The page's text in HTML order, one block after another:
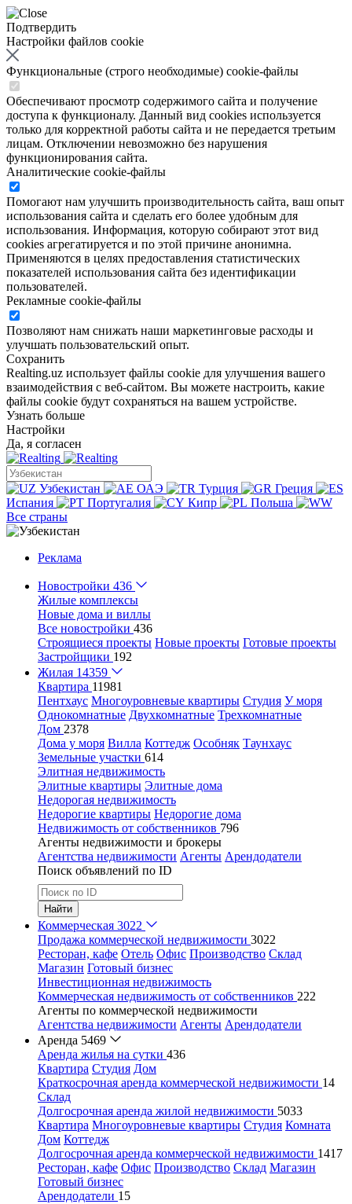
Подтвердить
Настройки файлов cookie
Функциональные (строго необходимые) cookie-файлы
Обеспечивают просмотр содержимого сайта и получение
доступа к функционалу. Данный вид cookies используется
только для корректной работы сайта и не передается третьим
лицам. Отключении невозможно без нарушения
функционирования сайта.
Аналитические cookie-файлы
Помогают нам улучшить производительность сайта, ваш опыт
использования сайта и сделать его более удобным для
использования. Информация, которую собирают этот вид
cookies агрегатируется и по этой причине анонимна.
Применяются в целях предоставления статистических
показателей использования сайта без идентификации
пользователей.
Рекламные cookie-файлы
Позволяют нам снижать наши маркетинговые расходы и
улучшать пользовательский опыт.
Сохранить
Realting.uz использует файлы cookie для улучшения вашего
взаимодействия с веб-сайтом. Вы можете настроить, какие
файлы cookie будут сохраняться на вашем устройстве.
Узнать больше
Настройки
Да, я согласен
Узбекистан ОАЭ Турция
Греция
Испания
Португалия Кипр
Польша
Все страны
Реклама
Новостройки 436
Жилые комплексы
Новые дома и виллы
Все новостройки 436
Строящиеся проекты Новые проекты Готовые проекты
Застройщики 192
Жилая 14359
Квартира 11981
Пентхаус Многоуровневые квартиры Студия У моря
Однокомнатные Двухкомнатные Трехкомнатные
Дом 2378
Дома у моря Вилла Коттедж Особняк Таунхаус
Земельные участки 614
Элитная недвижимость
Элитные квартиры Элитные дома
Недорогая недвижимость
Недорогие квартиры Недорогие дома
Недвижимость от собственников 796
Агенты недвижимости и брокеры
Агентства недвижимости Агенты Арендодатели
Поиск объявлений по ID
Найти
Коммерческая 3022
Продажа коммерческой недвижимости 3022
Ресторан, кафе Отель Офис Производство Склад
Магазин Готовый бизнес
Инвестиционная недвижимость
Коммерческая недвижимость от собственников 222
Агенты по коммерческой недвижимости
Агентства недвижимости Агенты Арендодатели
Аренда 5469
Аренда жилья на сутки 436
Квартира Студия Дом
Краткосрочная аренда коммерческой недвижимости 14
Склад
Долгосрочная аренда жилой недвижимости 5033
Квартира Многоуровневые квартиры Студия Комната
Дом Коттедж
Долгосрочная аренда коммерческой недвижимости 1417
Ресторан, кафе Офис Производство Склад Магазин
Готовый бизнес
Арендодатели 15